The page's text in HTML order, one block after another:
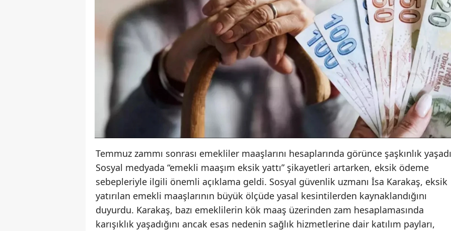
Temmuz zammı sonrası emekliler maaşlarını hesaplarında görünce şaşkınlık
Sosyal medyada “emekli maaşım eksik yattı” şikayetleri artarken, eksik ödeme
sebepleriyle ilgili önemli açıklama geldi. Sosyal güvenlik uzmanı İsa Karakaş, eksik
yatırılan emekli maaşlarının büyük ölçüde yasal kesintilerden kaynaklandığını
duyurdu. Karakaş, bazı emeklilerin kök maaş üzerinden zam hesaplamasında
karışıklık yaşadığını ancak esas nedenin sağlık hizmetlerine dair katılım payları,